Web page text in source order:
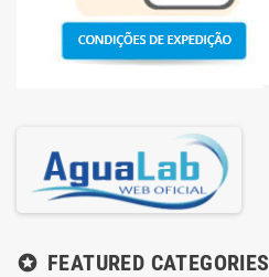
stars FEATURED CATEGORIES